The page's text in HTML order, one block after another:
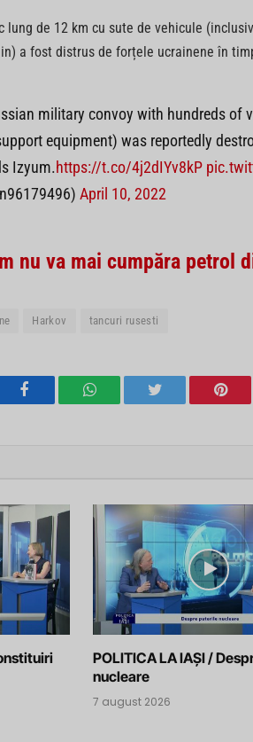
lung de 12 km cu sute de vehicule
a fost distrus de forțele ucrainene în
military convoy with hundreds of
equipment) was reportedly
Izyum.https://t.co/4j2dIYv8kP
April 10, 2022
nu va mai cumpăra petrol
Harkov tancuri rusesti
Facebook WhatsAppTwitter
POLITICA LA IAȘI /
nucleare
7 august 2026